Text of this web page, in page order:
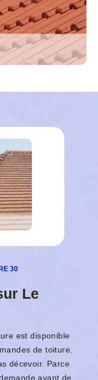
30
Le
est disponible
de toiture.
décevoir. Parce
avant de